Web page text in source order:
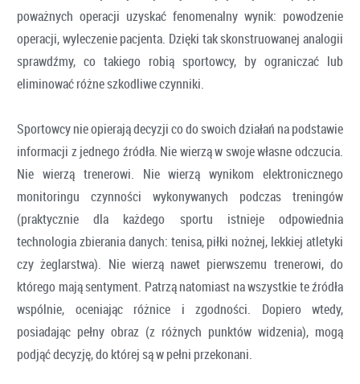
poważnych operacji uzyskać fenomenalny wynik: powodzenie
operacji, wyleczenie pacjenta. Dzięki tak skonstruowanej analogii
sprawdźmy, co takiego robią sportowcy, by ograniczać lub
eliminować różne szkodliwe czynniki.
Sportowcy nie opierają decyzji co do swoich działań na podstawie
informacji z jednego źródła. Nie wierzą w swoje własne odczucia.
Nie wierzą trenerowi. Nie wierzą wynikom elektronicznego
monitoringu czynności wykonywanych podczas treningów
(praktycznie dla każdego sportu istnieje odpowiednia
technologia zbierania danych: tenisa, piłki nożnej, lekkiej atletyki
czy żeglarstwa). Nie wierzą nawet pierwszemu trenerowi, do
którego mają sentyment. Patrzą natomiast na wszystkie te źródła
wspólnie, oceniając różnice i zgodności. Dopiero wtedy,
posiadając pełny obraz (z różnych punktów widzenia), mogą
podjąć decyzję, do której są w pełni przekonani.